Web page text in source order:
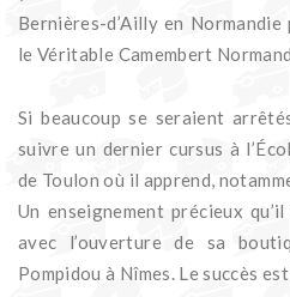
Bernières-d’Ailly en
le Véritable Camembert
Si beaucoup se seraient
suivre un dernier cursus à
de Toulon où il apprend,
Un enseignement précieux
avec l’ouverture de sa
Pompidou à Nîmes. Le succès